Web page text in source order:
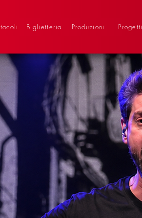
Biglietteria Produzioni Progetti